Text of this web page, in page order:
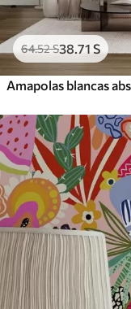
64.52S38.71 S